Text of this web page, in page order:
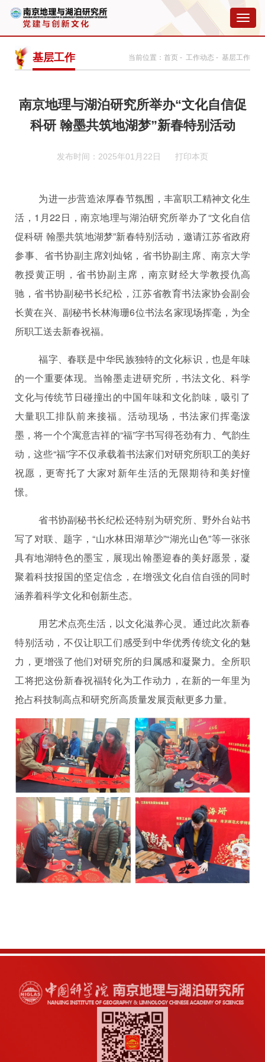
切
换
航
基层工作 当前位置： 首页 - 工作动态 - 基层工作
南京地理与湖泊研究所举办“文化自信促
科研 翰墨共筑地湖梦”新春特别活动
发布时间：2025年01月22日 打印本页
为进一步营造浓厚春节氛围，丰富职工精神文化生
活，1月22日，南京地理与湖泊研究所举办了“文化自信
促科研 翰墨共筑地湖梦”新春特别活动，邀请江苏省政府
参事、省书协副主席刘灿铭，省书协副主席、南京大学
教授黄正明，省书协副主席，南京财经大学教授仇高
驰，省书协副秘书长纪松，江苏省教育书法家协会副会
长黄在兴、副秘书长林海珊6位书法名家现场挥毫，为全
所职工送去新春祝福。
福字、春联是中华民族独特的文化标识，也是年味
的一个重要体现。当翰墨走进研究所，书法文化、科学
文化与传统节日碰撞出的中国年味和文化韵味，吸引了
大量职工排队前来接福。活动现场，书法家们挥毫泼
墨，将一个个寓意吉祥的“福”字书写得苍劲有力、气韵生
动，这些“福”字不仅承载着书法家们对研究所职工的美好
祝愿，更寄托了大家对新年生活的无限期待和美好憧
憬。
省书协副秘书长纪松还特别为研究所、野外台站书
写了对联、题字，“山水林田湖草沙”“湖光山色”等一张张
具有地湖特色的墨宝，展现出翰墨迎春的美好愿景，凝
聚着科技报国的坚定信念，在增强文化自信自强的同时
涵养着科学文化和创新生态。
用艺术点亮生活，以文化滋养心灵。通过此次新春
特别活动，不仅让职工们感受到中华优秀传统文化的魅
力，更增强了他们对研究所的归属感和凝聚力。全所职
工将把这份新春祝福转化为工作动力，在新的一年里为
抢占科技制高点和研究所高质量发展贡献更多力量。